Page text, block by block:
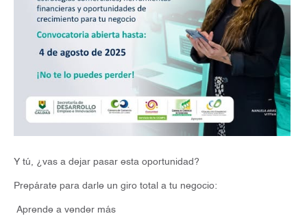
Y tú, ¿vas a dejar pasar esta oportunidad?
Prepárate para darle un giro total a tu negocio:
Aprende a vender más